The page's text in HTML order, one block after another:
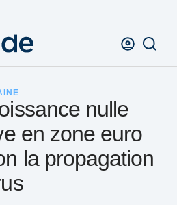
nulle
en zone euro
la propagation